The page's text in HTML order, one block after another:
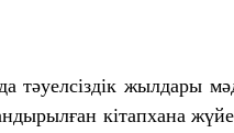
тәуелсіздік жылдары
кітапхана